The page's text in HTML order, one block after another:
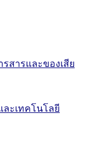
สารและของเสีย
ละเทคโนโลยี